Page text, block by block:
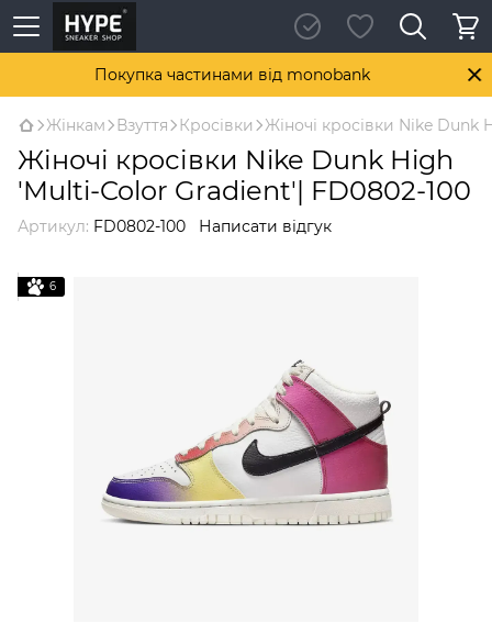
Покупка частинами від monobank
Жінкам Взуття Кросівки Жіночі кросівки Nike
Жіночі кросівки Nike Dunk High
'Multi-Color Gradient'| FD0802-100
Артикул: FD0802-100 Написати відгук
6